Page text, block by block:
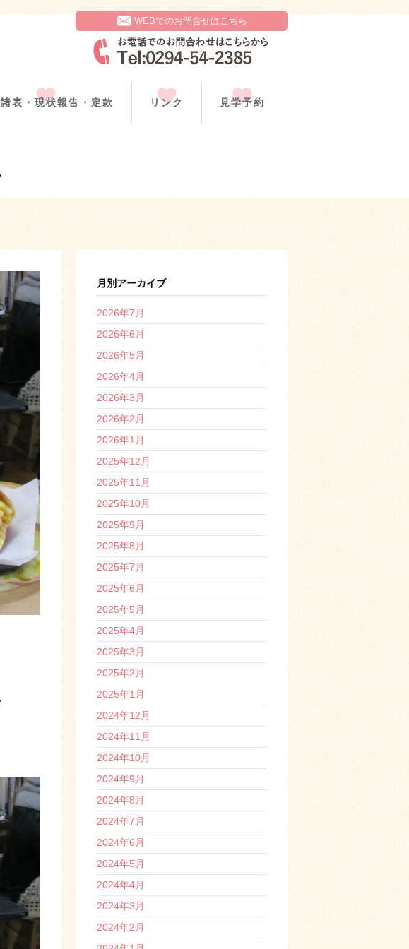
WEBでのお問合せはこちら
表・現状報告・定款 リンク 見学予約
月別アーカイブ
2026年7月
2026年6月
2026年5月
2026年4月
2026年3月
2026年2月
2026年1月
2025年12月
2025年11月
2025年10月
2025年9月
2025年8月
2025年7月
2025年6月
2025年5月
2025年4月
2025年3月
2025年2月
2025年1月
2024年12月
2024年11月
2024年10月
2024年9月
2024年8月
2024年7月
2024年6月
2024年5月
2024年4月
2024年3月
2024年2月